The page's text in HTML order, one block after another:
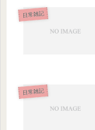
日常雑記
日常雑記